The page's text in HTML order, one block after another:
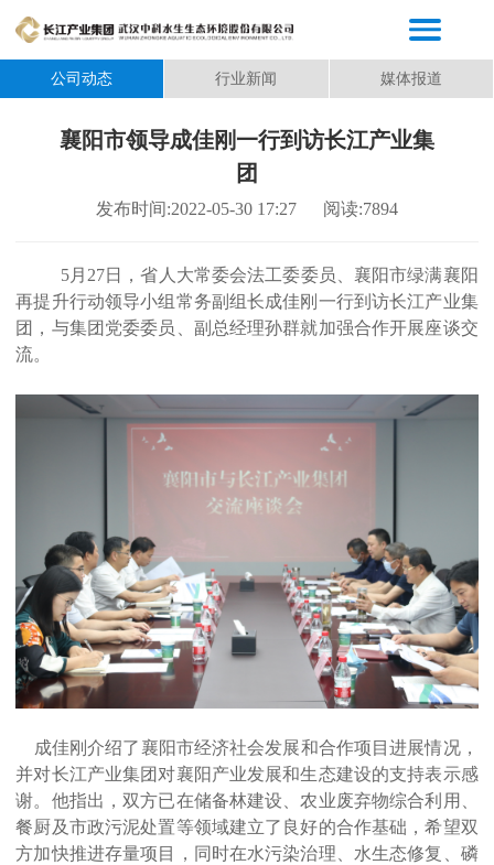
公司动态 行业新闻 媒体报道
襄阳市领导成佳刚一行到访长江产业集
团
发布时间:2022-05-30 17:27 阅读:7894
5月27日，省人大常委会法工委委员、襄阳市绿满襄阳
再提升行动领导小组常务副组长成佳刚一行到访长江产业集
团，与集团党委委员、副总经理孙群就加强合作开展座谈交
流。
成佳刚介绍了襄阳市经济社会发展和合作项目进展情况，
并对长江产业集团对襄阳产业发展和生态建设的支持表示感
谢。他指出，双方已在储备林建设、农业废弃物综合利用、
餐厨及市政污泥处置等领域建立了良好的合作基础，希望双
方加快推进存量项目，同时在水污染治理、水生态修复、磷